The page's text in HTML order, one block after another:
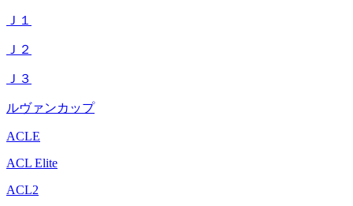
Ｊ１
Ｊ２
Ｊ３
ルヴァンカップ
ACLE
ACL Elite
ACL2